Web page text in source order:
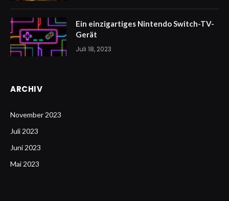
Ein einzigartiges Nintendo Switch-TV-
Gerät
Juli 18, 2023
ARCHIV
November 2023
Juli 2023
Juni 2023
Mai 2023